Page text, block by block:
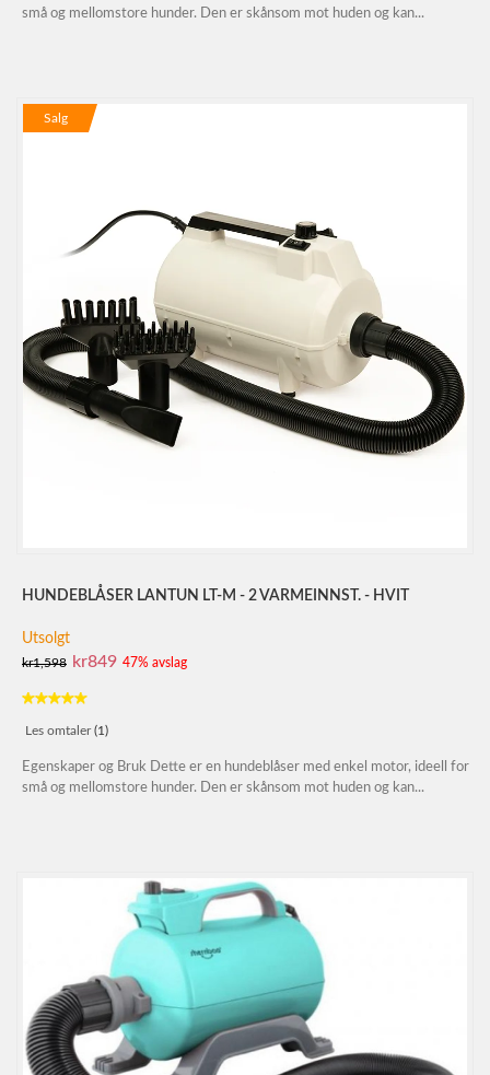
små og mellomstore hunder. Den er skånsom mot huden og kan...
Salg
HUNDEBLÅSER LANTUN LT-M - 2 VARMEINNST. - HVIT
Utsolgt
kr1,598 kr849 47% avslag
Les omtaler(1)
Egenskaper og Bruk Dette er en hundeblåser med enkel motor, ideell for
små og mellomstore hunder. Den er skånsom mot huden og kan...